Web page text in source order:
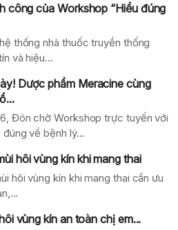
công của Workshop “Hiểu đúng
thống nhà thuốc truyền thống
và hiệu...
Dược phẩm Meracine cùng
Đón chờ Workshop trực tuyến với
về bệnh lý...
hôi vùng kín khi mang thai
hôi vùng kín khi mang thai cần ưu
vùng kín an toàn chị em...